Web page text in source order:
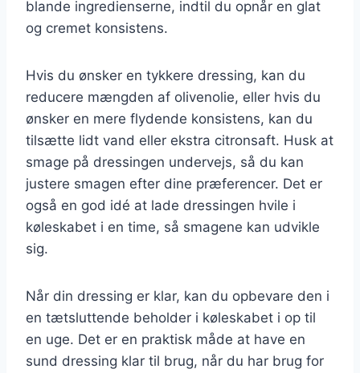
blande ingredienserne, indtil du opnår en glat
og cremet konsistens.
Hvis du ønsker en tykkere dressing, kan du
reducere mængden af olivenolie, eller hvis du
ønsker en mere flydende konsistens, kan du
tilsætte lidt vand eller ekstra citronsaft. Husk at
smage på dressingen undervejs, så du kan
justere smagen efter dine præferencer. Det er
også en god idé at lade dressingen hvile i
køleskabet i en time, så smagene kan udvikle
sig.
Når din dressing er klar, kan du opbevare den i
en tætsluttende beholder i køleskabet i op til
en uge. Det er en praktisk måde at have en
sund dressing klar til brug, når du har brug for